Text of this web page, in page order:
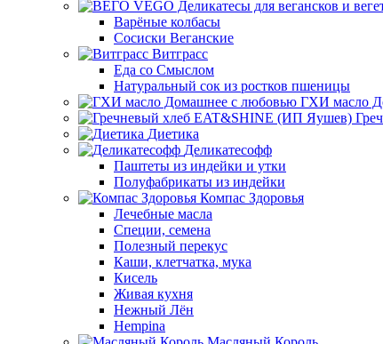
Варёные колбасы
Сосиски Веганские
Витграсс
Еда со Смыслом
Натуральный сок из ростков пшеницы
ГХИ масло
Диетика
Деликатесофф
Паштеты из индейки и утки
Полуфабрикаты из индейки
Компас Здоровья
Лечебные масла
Специи, семена
Полезный перекус
Каши, клетчатка, мука
Кисель
Живая кухня
Нежный Лён
Hempina